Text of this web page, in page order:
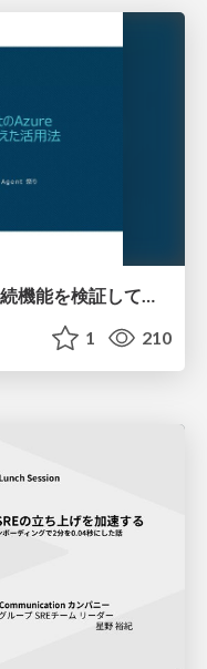
AWS DevOps AgentのAzure接続機能を検証して見えた活用法／Use Cases Verified for the AWS DevOps Agent's Azure Connectivity Feature
1 210